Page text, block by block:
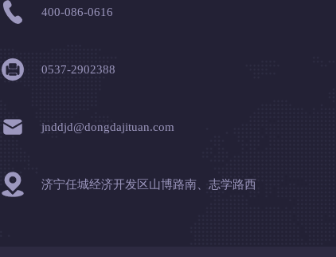
400-086-0616
0537-2902388
jnddjd@dongdajituan.com
济宁任城经济开发区山博路南、志学路西